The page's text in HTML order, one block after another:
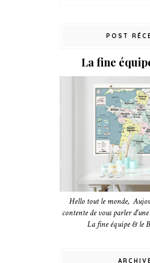
POST
La fine
Hello tout le monde,
contente de vous parler
La fine équipe & le